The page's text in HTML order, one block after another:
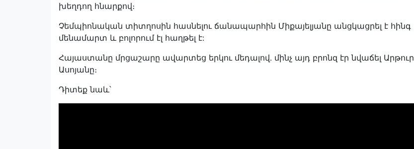
խեղդող հնարքով։
Չեմպիոնական տիտղոսին հասնելու ճանապարհին Միքայելյանը անցկացրել է հինգ
մենամարտ և բոլորում էլ հաղթել է:
Հայաստանը մրցաշարը ավարտեց երկու մեդալով․ մինչ այդ բրոնզ էր նվաճել Արթուր
Ասոյանը։
Դիտեք նաև՝